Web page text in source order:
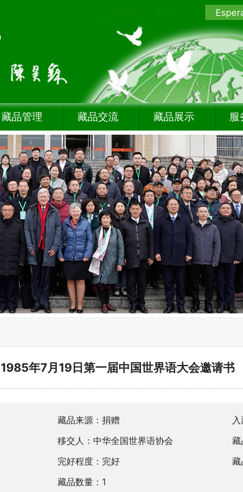
藏品管理 藏品交流 藏品展示 服
1985年7月19日第一届中国世界语大会邀请书
藏品来源：捐赠
移交人：中华全国世界语协会
藏
完好程度：完好
藏
藏品数量：1